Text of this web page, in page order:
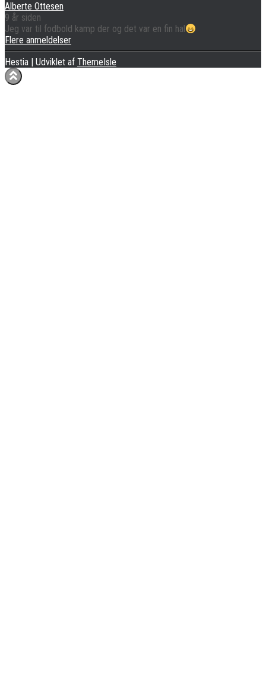
Alberte Ottesen
9 år siden
Jeg var til fodbold kamp der og det var en fin hal
Flere anmeldelser
Hestia | Udviklet af ThemeIsle